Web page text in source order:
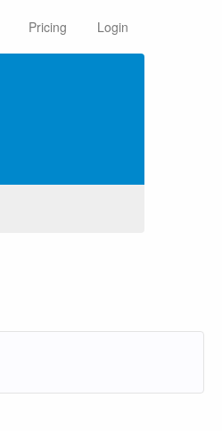
Pricing Login